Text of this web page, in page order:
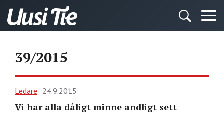
39/2015
Ledare 24.9.2015
Vi har alla dåligt minne andligt sett